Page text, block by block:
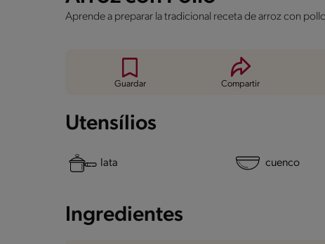
Aprende a preparar la tradicional receta de arroz con
Guardar Compartir
Utensílios
lata cuenco
Ingredientes